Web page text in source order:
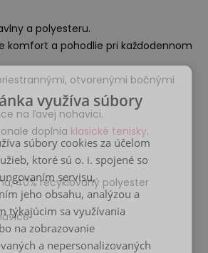
a polyesteru.
komfort a pohodlie pri každodennom
otvorenými bočnými
na ľavej nohavici.
doplnia klasické tenisky.
40% recyklovaný polyester
využíva súbory
súbory cookies za účelom
ktoré sú o. i. spojené so
servisu,
jeho obsahu, analýzou a
týkajúcim sa využívania
na zobrazovanie
a nepersonalizovaných